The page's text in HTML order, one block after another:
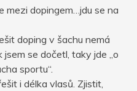
mezi dopingem…jdu se na
doping v šachu nemá
se dočetl, taky jde „o
sportu“.
i délka vlasů. Zjistit,